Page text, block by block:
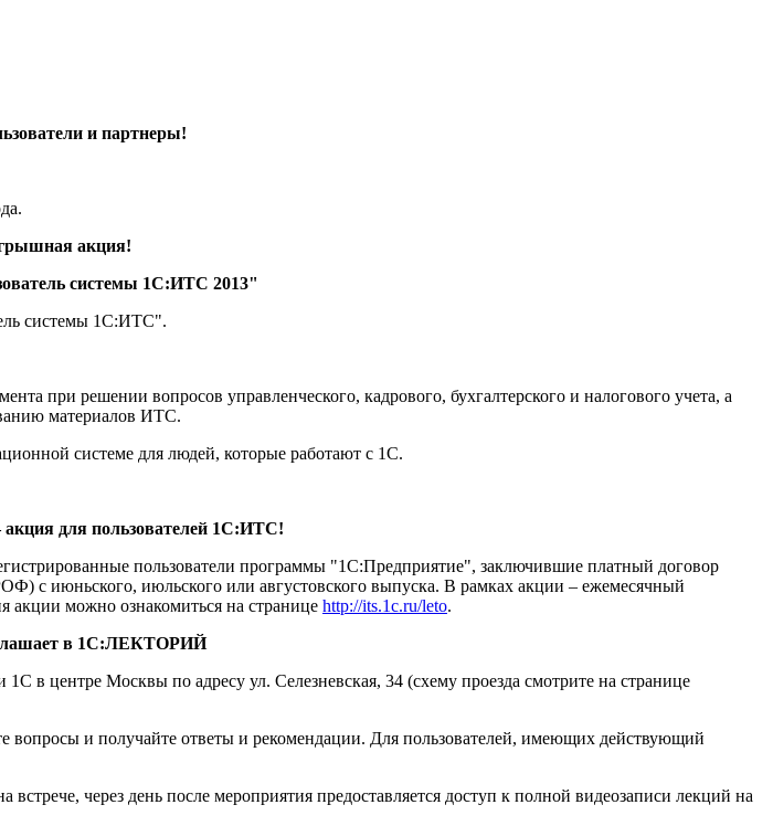
и партнеры!
акция!
системы 1С:ИТС 2013"
системы 1С:ИТС".
при решении вопросов управленческого, кадрового, бухгалтерского и налогового учета, а
материалов ИТС.
системе для людей, которые работают с 1С.
для пользователей 1С:ИТС!
пользователи программы "1С:Предприятие", заключившие платный договор
июльского или августовского выпуска. В рамках акции – ежемесячный
можно ознакомиться на странице http://its.1c.ru/leto.
в 1С:ЛЕКТОРИЙ
в центре Москвы по адресу ул. Селезневская, 34 (схему проезда смотрите на странице
и получайте ответы и рекомендации. Для пользователей, имеющих действующий
через день после мероприятия предоставляется доступ к полной видеозаписи лекций на